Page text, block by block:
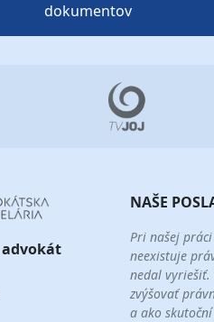
dokumentov
advokát
NAŠE
Pri našej
neexistuje
nedal
zvýšovať
a ako